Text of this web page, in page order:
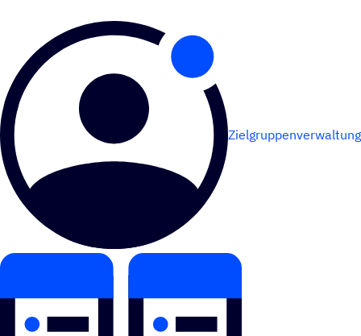
Zielgruppenverwaltung